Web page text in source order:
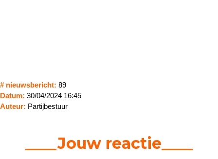
# nieuwsbericht: 89
Datum: 30/04/2024 16:45
Auteur: Partijbestuur
____Jouw reactie____